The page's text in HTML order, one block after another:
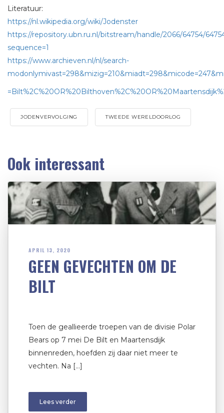
Literatuur:
https://nl.wikipedia.org/wiki/Jodenster
https://repository.ubn.ru.nl/bitstream/handle/2066/64754/
sequence=1
https://www.archieven.nl/nl/search-
JODENVERVOLGING TWEEDE WERELDOORLOG
Ook interessant
APRIL 13, 2020
GEEN GEVECHTEN OM DE
BILT
Toen de geallieerde troepen van de divisie Polar
Bears op 7 mei De Bilt en Maartensdijk
binnenreden, hoefden zij daar niet meer te
vechten. Na […]
Lees verder